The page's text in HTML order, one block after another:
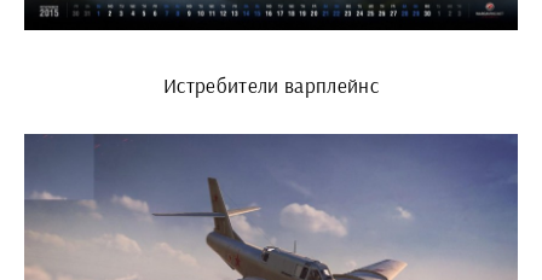
Истребители варплейнс